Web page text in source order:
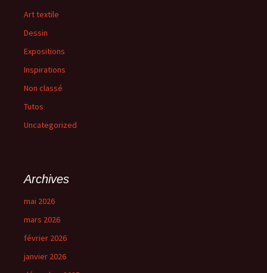
Art textile
Dessin
Expositions
Inspirations
Non classé
Tutos
Uncategorized
Archives
mai 2026
mars 2026
février 2026
janvier 2026